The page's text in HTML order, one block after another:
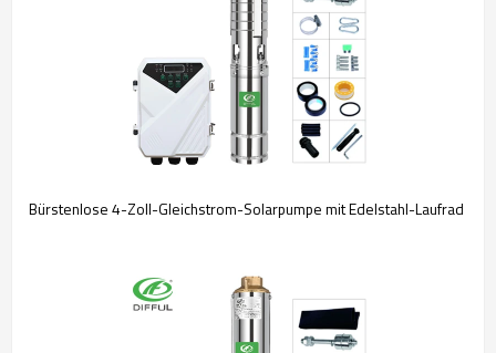
Bürstenlose 4-Zoll-Gleichstrom-Solarpumpe mit Edelstahl-Laufrad